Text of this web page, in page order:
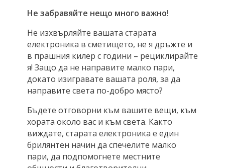
Не забравяйте нещо много важно!
Не изхвърляйте вашата старата
електроника в сметището, не я дръжте и
в прашния килер с години – рециклирайте
я! Защо да не направите малко пари,
докато изигравате вашата роля, за да
направите света по-добро място?
Бъдете отговорни към вашите вещи, към
хората около вас и към света. Както
виждате, старата електроника е един
брилянтен начин да спечелите малко
пари, да подпомогнете местните